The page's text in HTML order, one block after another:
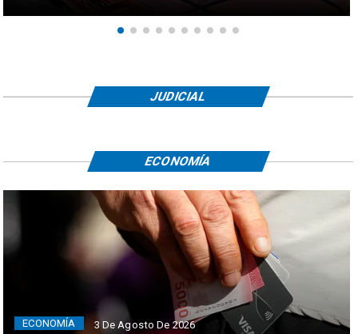
JUDICIAL
ECONOMÍA 3 De Agosto De 2026
ECONOMÍA